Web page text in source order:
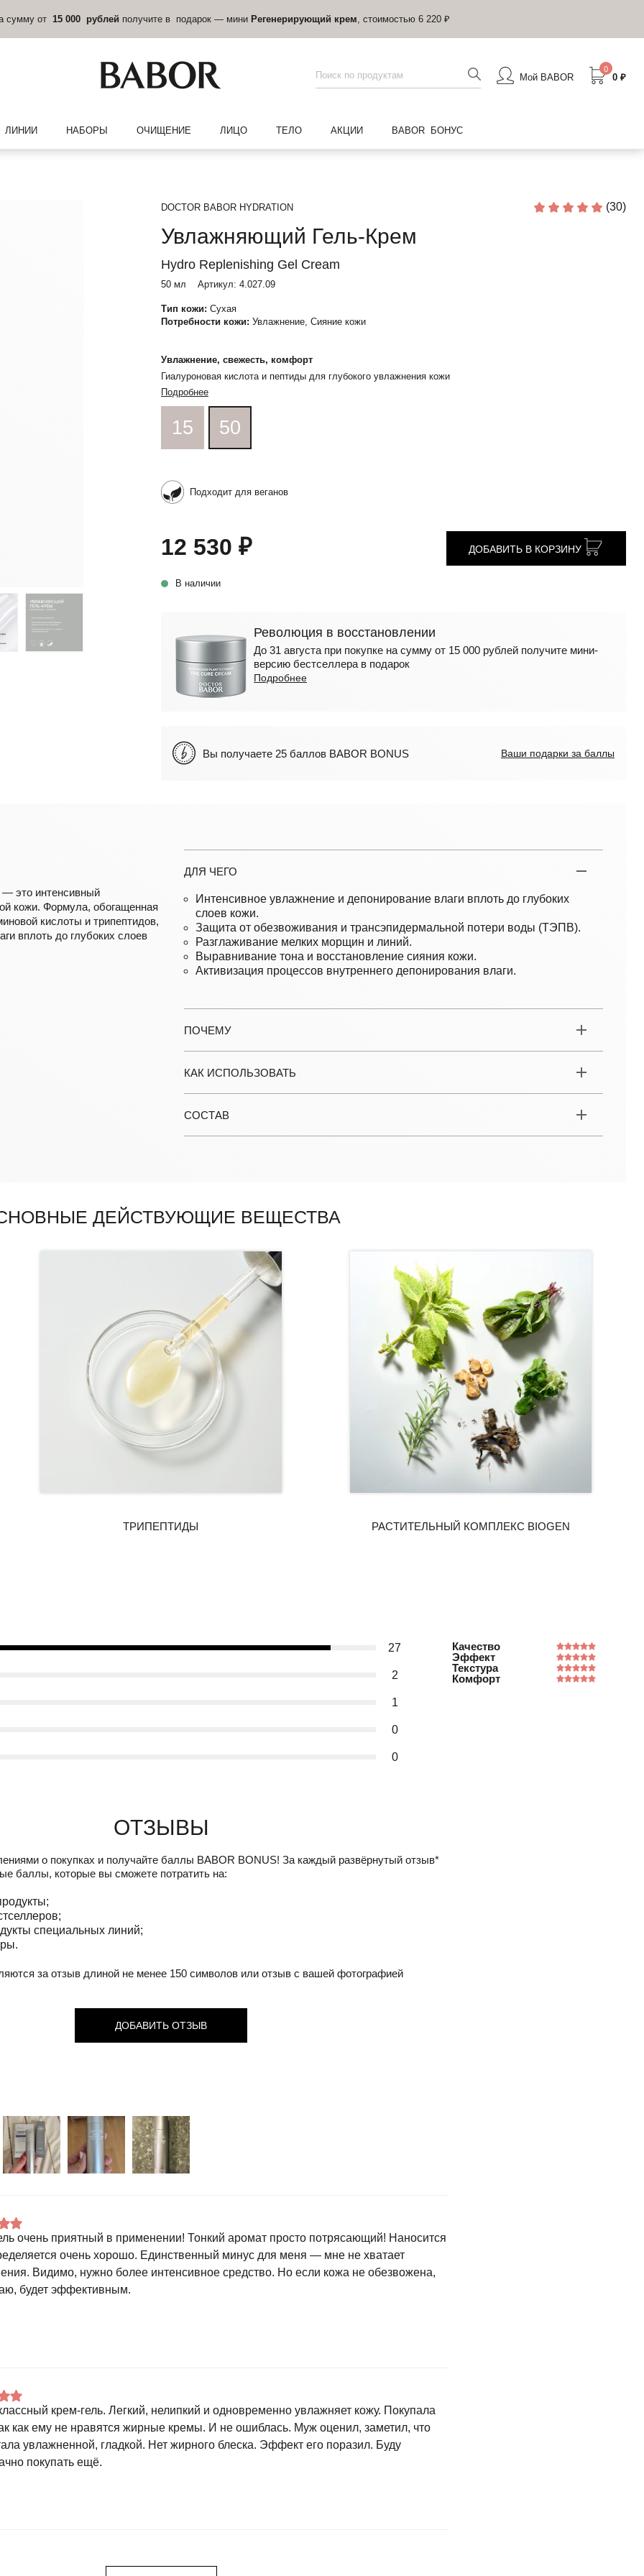
сумму от 15 000 рублей получите в подарок — мини Регенерирующий крем , стоимостью 6 220 ₽
Мой BABOR
0
0 ₽
ЛИНИИ НАБОРЫ ОЧИЩЕНИЕ ЛИЦО ТЕЛО АКЦИИ BABOR БОНУС
DOCTOR BABOR HYDRATION (30)
Увлажняющий Гель-Крем
Hydro Replenishing Gel Cream
50 мл Артикул: 4.027.09
Тип кожи: Сухая
Потребности кожи: Увлажнение, Сияние кожи
Увлажнение, свежесть, комфорт
Гиалуроновая кислота и пептиды для глубокого увлажнения кожи
Подробнее
15 50
Подходит для веганов
12 530 ₽
В наличии
ДОБАВИТЬ В КОРЗИНУ
Революция в восстановлении
До 31 августа при покупке на сумму от 15 000 рублей получите мини-
версию бестселлера в подарок
Подробнее
Вы получаете 25 баллов BABOR BONUS Ваши подарки за баллы
это интенсивный
кожи. Формула, обогащенная
кислоты и трипептидов,
вплоть до глубоких слоев
ДЛЯ ЧЕГО
Интенсивное увлажнение и депонирование влаги вплоть до глубоких
слоев кожи.
Защита от обезвоживания и трансэпидермальной потери воды (ТЭПВ).
Разглаживание мелких морщин и линий.
Выравнивание тона и восстановление сияния кожи.
Активизация процессов внутреннего депонирования влаги.
ПОЧЕМУ
КАК ИСПОЛЬЗОВАТЬ
СОСТАВ
ДЕЙСТВУЮЩИЕ ВЕЩЕСТВА
27
2
1
0
0
Качество
Эффект
Текстура
Комфорт
Отзывы
о покупках и получайте баллы BABOR BONUS! За каждый развёрнутый отзыв*
баллы, которые вы сможете потратить на:
специальных линий;
за отзыв длиной не менее 150 символов или отзыв с вашей фотографией
ДОБАВИТЬ ОТЗЫВ
очень приятный в применении! Тонкий аромат просто потрясающий! Наносится
очень хорошо. Единственный минус для меня — мне не хватает
Видимо, нужно более интенсивное средство. Но если кожа не обезвожена,
будет эффективным.
крем-гель. Легкий, нелипкий и одновременно увлажняет кожу. Покупала
как ему не нравятся жирные кремы. И не ошиблась. Муж оценил, заметил, что
увлажненной, гладкой. Нет жирного блеска. Эффект его поразил. Буду
покупать ещё.